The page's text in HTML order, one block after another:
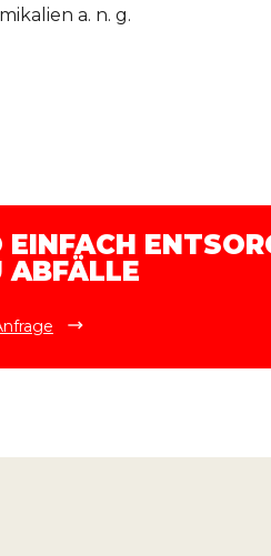
a. n. g.
EINFACH
ABFÄLLE